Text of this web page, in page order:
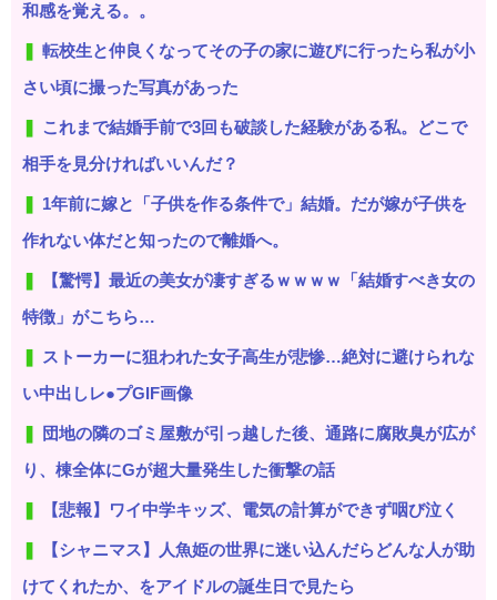
和感を覚える。。
転校生と仲良くなってその子の家に遊びに行ったら私が小
さい頃に撮った写真があった
これまで結婚手前で3回も破談した経験がある私。どこで
相手を見分ければいいんだ？
1年前に嫁と「子供を作る条件で」結婚。だが嫁が子供を
作れない体だと知ったので離婚へ。
【驚愕】最近の美女が凄すぎるｗｗｗｗ「結婚すべき女の
特徴」がこちら…
ストーカーに狙われた女子高生が悲惨…絶対に避けられな
い中出しレ●プGIF画像
団地の隣のゴミ屋敷が引っ越した後、通路に腐敗臭が広が
り、棟全体にGが超大量発生した衝撃の話
【悲報】ワイ中学キッズ、電気の計算ができず咽び泣く
【シャニマス】人魚姫の世界に迷い込んだらどんな人が助
けてくれたか、をアイドルの誕生日で見たら